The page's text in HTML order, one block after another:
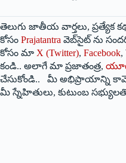
తెలుగు జాతీయ వార్తలు, ప్రత్యేక
కోసం Prajatantra వెబ్‌సైట్ ను
కోసం మా X (Twitter), Facebook,
కండి.. అలాగే మా ప్రజాతంత్ర,
చేసుకోండి.. మీ అభిప్రాయాన్ని
మీ స్నేహితులు, కుటుంబ